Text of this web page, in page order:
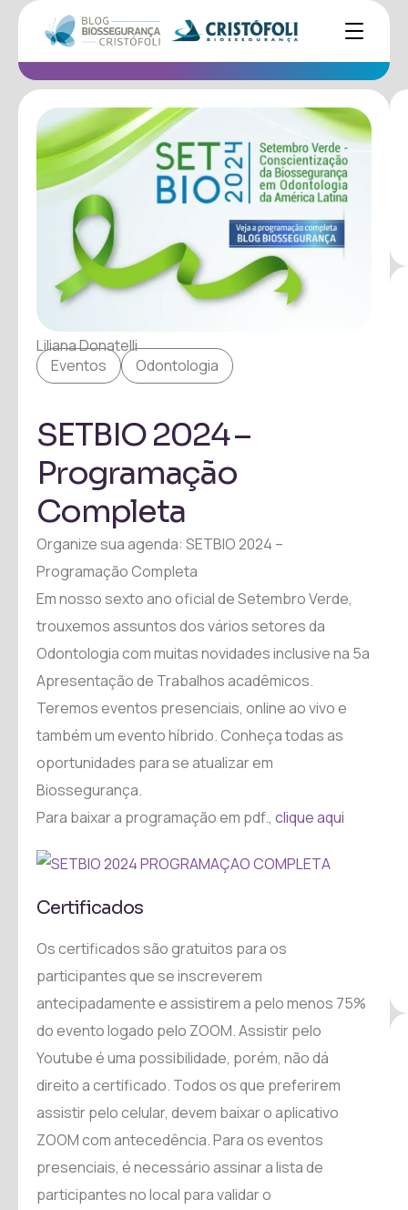
Liliana Donatelli
Eventos
Odontologia
SETBIO 2024 –
Programação
Completa
Organize sua agenda: SETBIO 2024 –
Programação Completa
Em nosso sexto ano oficial de Setembro Verde,
trouxemos assuntos dos vários setores da
Odontologia com muitas novidades inclusive na 5a
Apresentação de Trabalhos acadêmicos.
Teremos eventos presenciais, online ao vivo e
também um evento híbrido. Conheça todas as
oportunidades para se atualizar em
Biossegurança.
Para baixar a programação em pdf., clique aqui
Certificados
Os certificados são gratuitos para os
participantes que se inscreverem
antecipadamente e assistirem a pelo menos 75%
do evento logado pelo ZOOM. Assistir pelo
Youtube é uma possibilidade, porém, não dá
direito a certificado. Todos os que preferirem
assistir pelo celular, devem baixar o aplicativo
ZOOM com antecedência. Para os eventos
presenciais, é necessário assinar a lista de
participantes no local para validar o